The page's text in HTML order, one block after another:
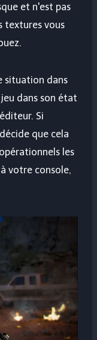
et n'est pas
textures vous
situation dans
dans son état
Si
que cela
les
votre console,